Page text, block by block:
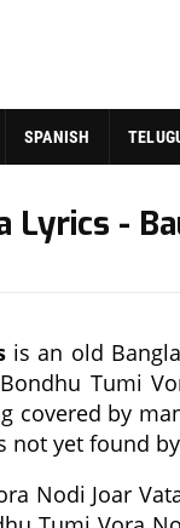
SPANISH
Lyrics -
is an old
Tumi
covered by
not yet found
Nodi Joar